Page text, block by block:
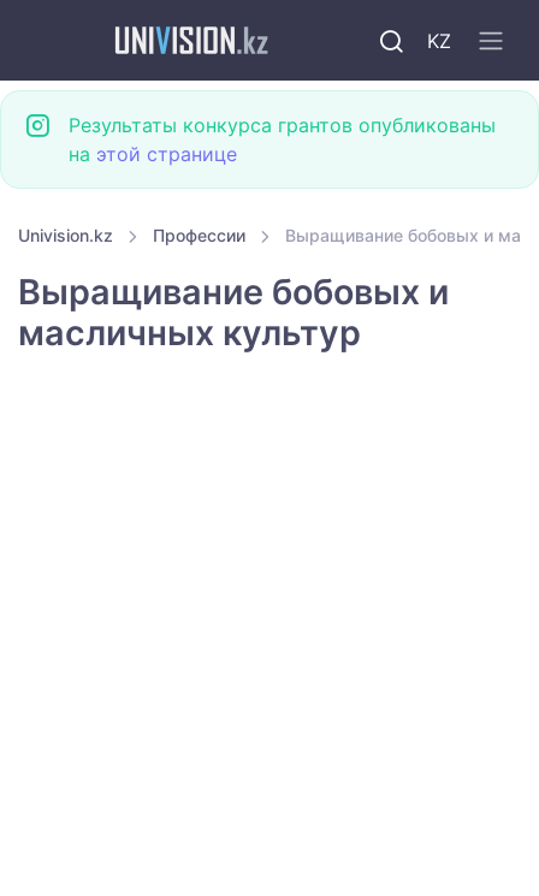
KZ
Результаты конкурса грантов опубликованы
на этой странице
Univision.kz Профессии Выращивание бобовых и
Выращивание бобовых и
масличных культур